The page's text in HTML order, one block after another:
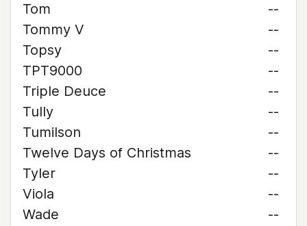
Tom
--
Tommy V
--
Topsy
--
TPT9000
--
Triple Deuce
--
Tully
--
Tumilson
--
Twelve Days of Christmas
--
Tyler
--
Viola
--
Wade
--